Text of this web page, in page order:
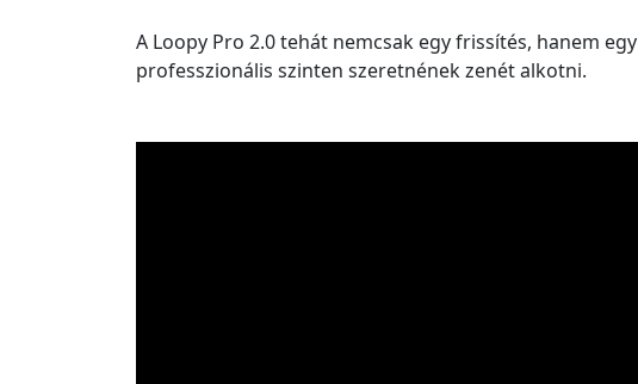
A Loopy Pro 2.0 tehát nemcsak egy frissítés, hanem egy
professzionális szinten szeretnének zenét alkotni.